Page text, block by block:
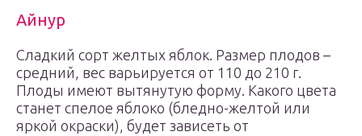
Айнур
Сладкий сорт желтых яблок. Размер плодов –
средний, вес варьируется от 110 до 210 г.
Плоды имеют вытянутую форму. Какого цвета
станет спелое яблоко (бледно-желтой или
яркой окраски), будет зависеть от